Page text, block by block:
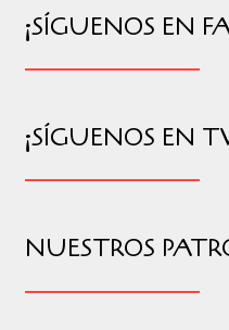
¡SÍGUENOS EN
¡SÍGUENOS EN
NUESTROS